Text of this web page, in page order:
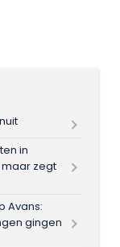
in
zegt
Avans:
gingen